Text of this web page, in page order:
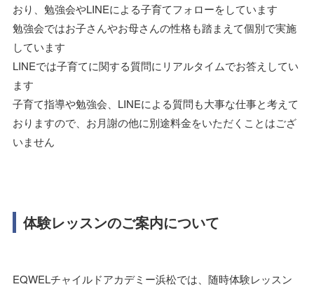
おり、勉強会やLINEによる子育てフォローをしています
勉強会ではお子さんやお母さんの性格も踏まえて個別で実施
しています
LINEでは子育てに関する質問にリアルタイムでお答えしてい
ます
子育て指導や勉強会、LINEによる質問も大事な仕事と考えて
おりますので、お月謝の他に別途料金をいただくことはござ
いません
体験レッスンのご案内について
EQWELチャイルドアカデミー浜松では、随時体験レッスン